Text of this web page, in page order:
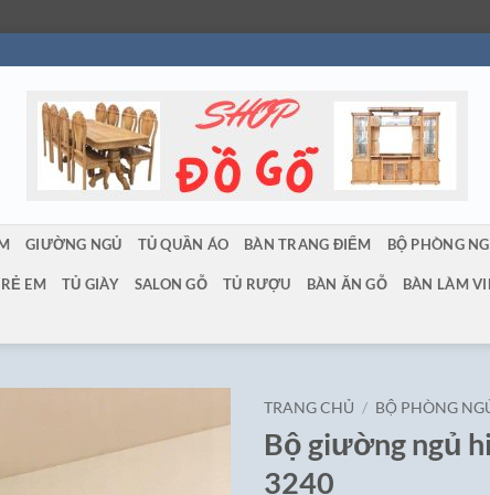
GIƯỜNG NGỦ TỦ QUẦN ÁO BÀN TRANG ĐIỂM BỘ PHÒNG
EM TỦ GIÀY SALON GỖ TỦ RƯỢU BÀN ĂN GỖ BÀN LÀM
TRANG CHỦ / BỘ PHÒNG
Bộ giường ngủ
3240